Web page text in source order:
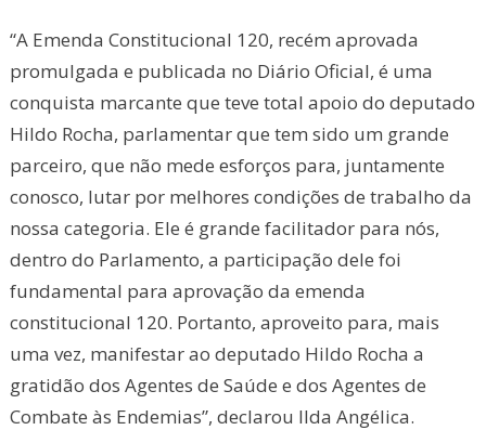
“A Emenda Constitucional 120, recém aprovada
promulgada e publicada no Diário Oficial, é uma
conquista marcante que teve total apoio do deputado
Hildo Rocha, parlamentar que tem sido um grande
parceiro, que não mede esforços para, juntamente
conosco, lutar por melhores condições de trabalho da
nossa categoria. Ele é grande facilitador para nós,
dentro do Parlamento, a participação dele foi
fundamental para aprovação da emenda
constitucional 120. Portanto, aproveito para, mais
uma vez, manifestar ao deputado Hildo Rocha a
gratidão dos Agentes de Saúde e dos Agentes de
Combate às Endemias”, declarou Ilda Angélica.